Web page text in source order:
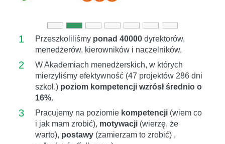
1 Przeszkoliliśmy ponad 40000 dyrektorów,
menedżerów, kierowników i naczelników.
2
W Akademiach menedżerskich, w których
mierzyliśmy efektywność (47 projektów 286 dni
szkol.) poziom kompetencji wzrósł średnio o
16%.
3 Pracujemy na poziomie kompetencji (wiem co
i jak mam zrobić), motywacji (wierzę, że
warto), postawy (zamierzam to zrobić) ,